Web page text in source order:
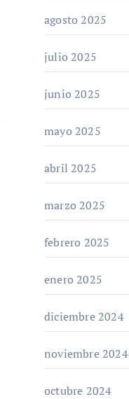
agosto 2025
julio 2025
junio 2025
mayo 2025
abril 2025
marzo 2025
febrero 2025
enero 2025
diciembre 2024
noviembre 2024
octubre 2024